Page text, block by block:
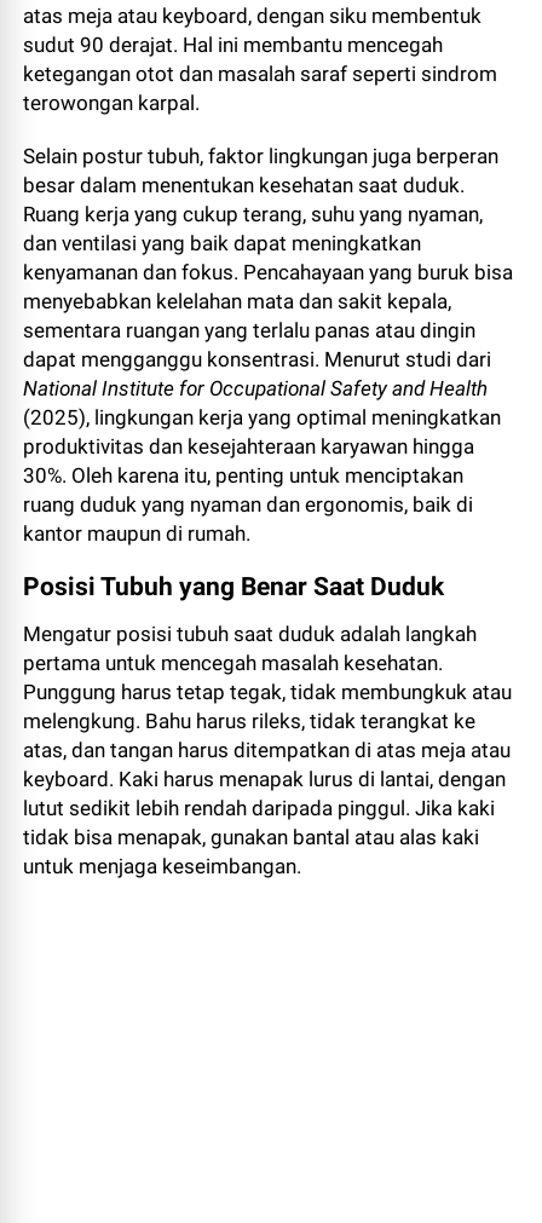
atas meja atau keyboard, dengan siku membentuk
sudut 90 derajat. Hal ini membantu mencegah
ketegangan otot dan masalah saraf seperti sindrom
terowongan karpal.
Selain postur tubuh, faktor lingkungan juga berperan
besar dalam menentukan kesehatan saat duduk.
Ruang kerja yang cukup terang, suhu yang nyaman,
dan ventilasi yang baik dapat meningkatkan
kenyamanan dan fokus. Pencahayaan yang buruk bisa
menyebabkan kelelahan mata dan sakit kepala,
sementara ruangan yang terlalu panas atau dingin
dapat mengganggu konsentrasi. Menurut studi dari
National Institute for Occupational Safety and Health
(2025), lingkungan kerja yang optimal meningkatkan
produktivitas dan kesejahteraan karyawan hingga
30%. Oleh karena itu, penting untuk menciptakan
ruang duduk yang nyaman dan ergonomis, baik di
kantor maupun di rumah.
Posisi Tubuh yang Benar Saat Duduk
Mengatur posisi tubuh saat duduk adalah langkah
pertama untuk mencegah masalah kesehatan.
Punggung harus tetap tegak, tidak membungkuk atau
melengkung. Bahu harus rileks, tidak terangkat ke
atas, dan tangan harus ditempatkan di atas meja atau
keyboard. Kaki harus menapak lurus di lantai, dengan
lutut sedikit lebih rendah daripada pinggul. Jika kaki
tidak bisa menapak, gunakan bantal atau alas kaki
untuk menjaga keseimbangan.